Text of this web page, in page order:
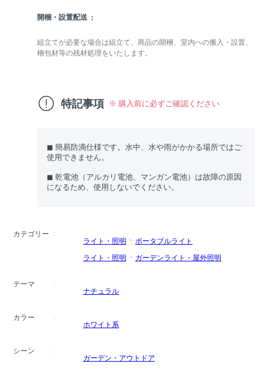
開梱・設置配送
組立てが必要な場合は組立て、商品の開梱、室内への搬入・設置、
梱包材等の残材処理をいたします。
特記事項 ※ 購入前に必ずご確認ください
◼︎ 簡易防滴仕様です。水中、水や雨がかかる場所ではご
使用できません。
◼︎ 乾電池（アルカリ電池、マンガン電池）は故障の原因
になるため、使用しないでください。
カテゴリー
ライト・照明
ポータブルライト
ライト・照明
ガーデンライト・屋外照明
テーマ
ナチュラル
カラー
ホワイト系
シーン
ガーデン・アウトドア